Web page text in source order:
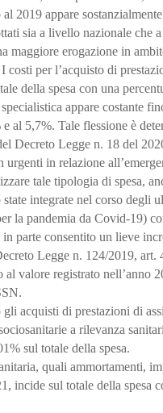
2019 appare
sia a livello nazionale che
maggiore erogazione in
per l’acquisto di
della spesa con una
appare costante
al 5,7%. Tale flessione è
Decreto Legge n. 18 del
in relazione
tale tipologia di spesa,
integrate nel corso degli
la pandemia da Covid-19)
parte consentito un lieve
Legge n. 124/2019, art.
valore registrato nell’anno
acquisti di prestazioni di
a rilevanza
sul totale della spesa.
quali ammortamenti,
incide sul totale della spesa